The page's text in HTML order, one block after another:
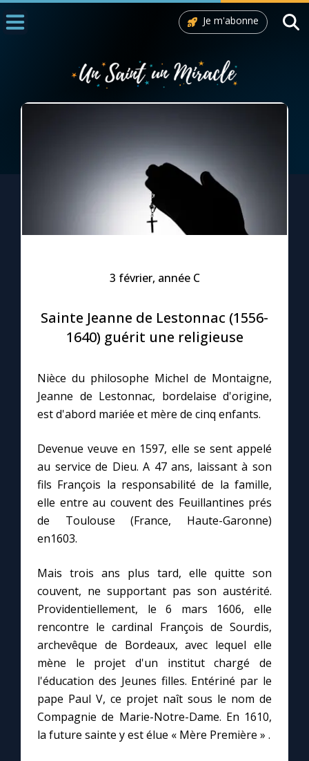
La Messe
1000 Raisons de Croire
L'actualité de la semaine
Le compte Tiktok
Le magazine
Le site internet
Questions-réponses
Avec Thérèse de Lisieux
L'Évangile chaque jour
Les premiers samedis du mois
Marie qui défait les nœuds
Me consacrer à Jésus par Marie
Mes intentions de prière
Je m'abonne
3 février, année C
Sainte Jeanne de Lestonnac (1556-
1640) guérit une religieuse
Nièce du philosophe Michel de Montaigne,
Jeanne de Lestonnac, bordelaise d'origine,
est d'abord mariée et mère de cinq enfants.
Devenue veuve en 1597, elle se sent appelé
au service de Dieu. A 47 ans, laissant à son
fils François la responsabilité de la famille,
elle entre au couvent des Feuillantines prés
de Toulouse (France, Haute-Garonne)
en1603.
Mais trois ans plus tard, elle quitte son
couvent, ne supportant pas son austérité.
Providentiellement, le 6 mars 1606, elle
rencontre le cardinal François de Sourdis,
archevêque de Bordeaux, avec lequel elle
mène le projet d'un institut chargé de
l'éducation des Jeunes filles. Entériné par le
pape Paul V, ce projet naît sous le nom de
Compagnie de Marie-Notre-Dame. En 1610,
la future sainte y est élue « Mère Première » .